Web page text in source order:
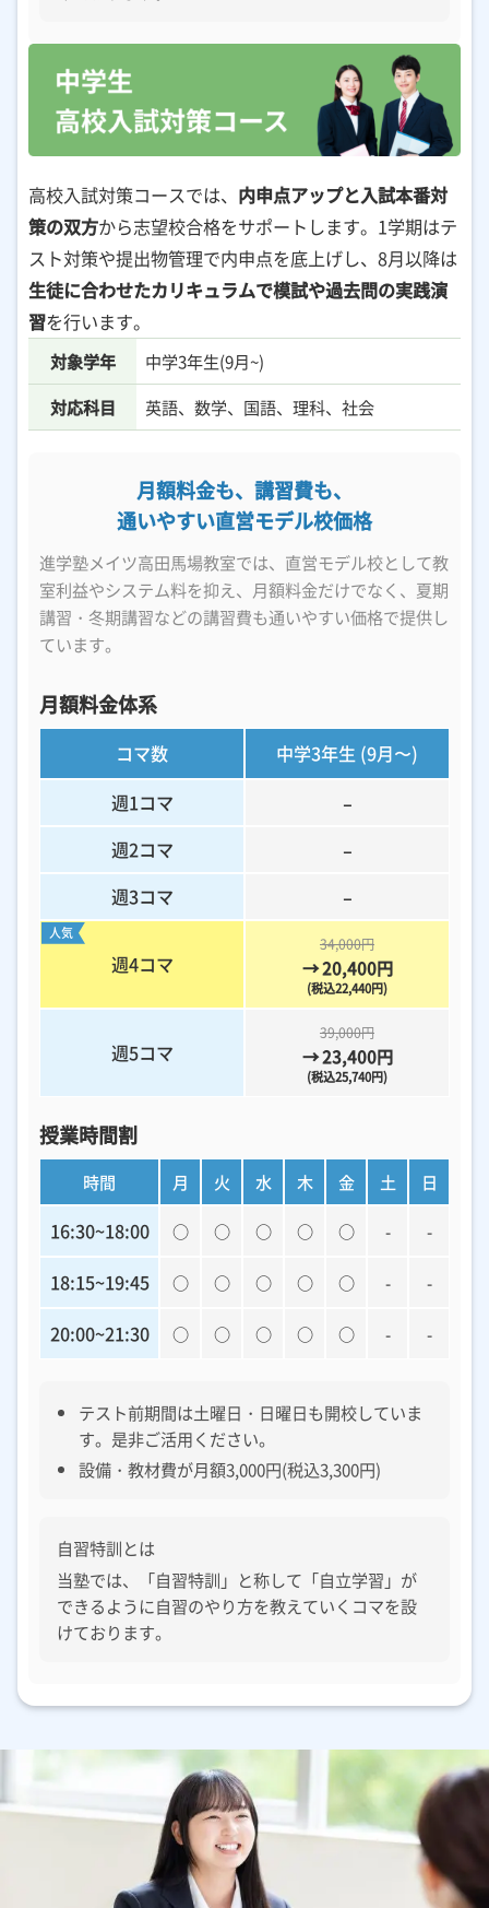
高校入試対策コースでは、 内申点アップと入試本番対
策の双方から志望校合格をサポートします。1学期はテ
スト対策や提出物管理で内申点を底上げし、8月以降は
生徒に合わせたカリキュラムで模試や過去問の実践演
習を行います。
対象学年
中学3年生(9月~)
対応科目
英語、数学、国語、理科、社会
月額料金も、講習費も、
通いやすい直営モデル校価格
進学塾メイツ高田馬場教室では、直営モデル校として教
室利益やシステム料を抑え、 月額料金だけでなく、夏期
講習・冬期講習などの講習費も通いやすい価格で提供し
ています。
月額料金体系
コマ数 中学3年生 (9月〜)
週1コマ
−
週2コマ −
週3コマ −
人気
週4コマ
34,000円
→ 20,400円
(税込22,440円)
週5コマ
39,000円
→ 23,400円
(税込25,740円)
授業時間割
時間 月 火 水 木 金 土 日
16:30~18:00 ○ ○ ○ ○ ○ - -
18:15~19:45 ○ ○ ○ ○ ○ - -
20:00~21:30 ○ ○ ○ ○ ○ - -
テスト前期間は土曜日・日曜日も開校していま
す。是非ご活用ください。
設備・教材費が月額3,000円(税込3,300円)
自習特訓とは
当塾では、「自習特訓」と称して「自立学習」が
できるように自習のやり方を教えていくコマを設
けております。